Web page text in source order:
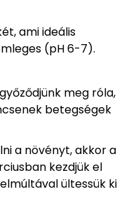
ami ideális
(pH 6-7).
meg róla,
betegségek
a növényt, akkor a
kezdjük el
ültessük ki